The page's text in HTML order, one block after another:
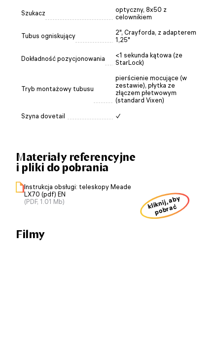
Szukacz
optyczny, 8x50 z
celownikiem
Tubus ogniskujący
2", Crayforda, z adapterem
1,25"
Dokładność pozycjonowania
<1 sekunda kątowa (ze
StarLock)
Tryb montażowy tubusu
pierścienie mocujące (w
zestawie), płytka ze
złączem płetwowym
(standard Vixen)
Szyna dovetail ✓
Materiały referencyjne
i pliki do pobrania
Instrukcja obsługi: teleskopy Meade
LX70 (pdf) EN
(PDF, 1.01 Mb)
kliknij, aby
pobrać
Filmy